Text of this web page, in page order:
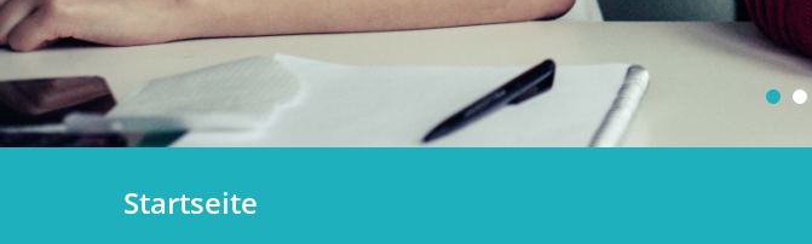
Startseite